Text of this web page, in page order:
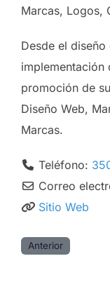
Marcas, Logos,
Desde el
implementación
promoción de
Diseño Web,
Marcas.
Teléfono:
Correo
Sitio Web
Anterior